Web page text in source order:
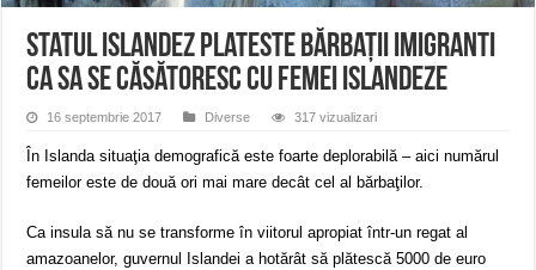
ANUNȚ OPRIRE APĂ în Reșița, cartier Țerova – avarie – 04.08.2026
ANUNȚ OPRIRE APĂ în Reșița – avarie – 03.08.2026 – Calea Caransebeșului
Statul islandez plateste bărbaţii imigranti
ca sa se căsătoresc cu femei islandeze
16 septembrie 2017 Diverse 317 vizualizari
În Islanda situaţia demografică este foarte deplorabilă – aici numărul
femeilor este de două ori mai mare decât cel al bărbaţilor.
Ca insula să nu se transforme în viitorul apropiat într-un regat al
amazoanelor, guvernul Islandei a hotărât să plătescă 5000 de euro